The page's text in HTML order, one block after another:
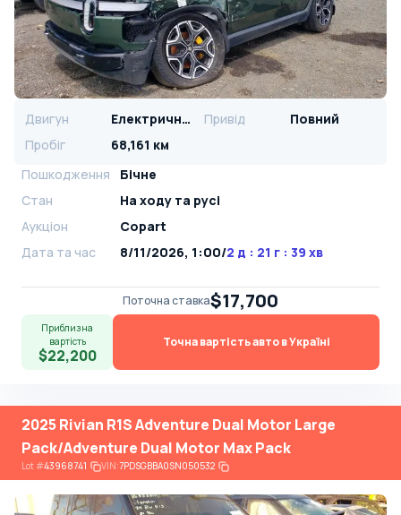
Двигун Електричний Привід
Повний
Пробіг
68,161 км
Пошкодження
Бічне
Стан
На ​​ходу та русі
Аукціон
Copart
Дата та час
8/11/2026, 1:00/2 д : 21 г : 39 хв
Поточна ставка$17,700
Приблизна
вартість
$22,200
Точна вартість авто в Україні
2025 Rivian R1S Adventure Dual Motor Large
Pack/Adventure Dual Motor Max Pack
Lot#43968741 VIN:7PDSGBBA0SN050532